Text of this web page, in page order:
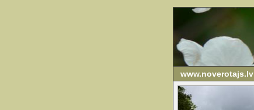
www.noverotajs.lv